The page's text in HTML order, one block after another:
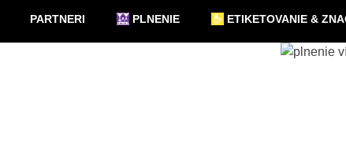
PARTNERI PLNENIE ETIKETOVANIE &